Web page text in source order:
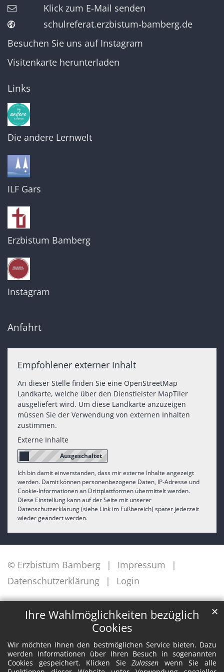
Ihre Wahlmöglichkeiten bezüglich
Cookies
Wir möchten Ihnen den bestmöglichen Service bieten. Dazu
werden Informationen über Ihren Besuch in sogenannten
Cookies gespeichert. Klicken SieZulassen wenn Sie alle
✕
Klick zum E-Mail senden
schulreferat.erzbistum-bamberg.de
Besuchen Sie uns auf Instagram
Visitenkarte herunterladen
Links
Die andere Lernwelt
ILF Gars
Erzbistum Bamberg
Instagram
Anfahrt
Empfohlener externer Inhalt
An dieser Stelle finden Sie eine OpenStreetMap
Landkarte, welche über den Dienstleister MapTiler
ausgeliefert wird. Um diese Landkarte anzuzeigen
müssen Sie der Verwendung von externen Inhalten
zustimmen.
Externe Inhalte
Ich bin damit einverstanden, dass mir externe Inhalte angezeigt
werden. Damit können personenbezogene Daten, IP-Adresse und
Cookie-Informationen an Drittplattformen übermittelt werden.
Diese Einstellung kann auf der Seite mit unserer
Datenschutzerklärung (siehe Link im Fußbereich) später jederzeit
wieder geändert werden.
© Erzbistum Bamberg
Impressum
Datenschutzerklärung
Login